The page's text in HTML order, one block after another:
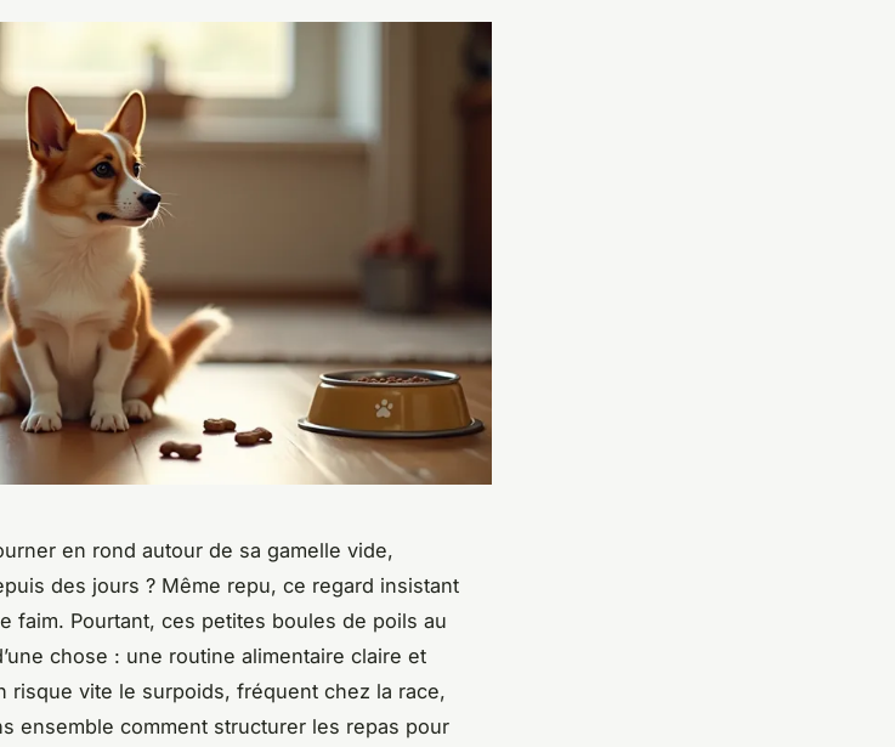
en rond autour de sa gamelle vide,
des jours ? Même repu, ce regard insistant
faim. Pourtant, ces petites boules de poils au
chose : une routine alimentaire claire et
risque vite le surpoids, fréquent chez la race,
ensemble comment structurer les repas pour